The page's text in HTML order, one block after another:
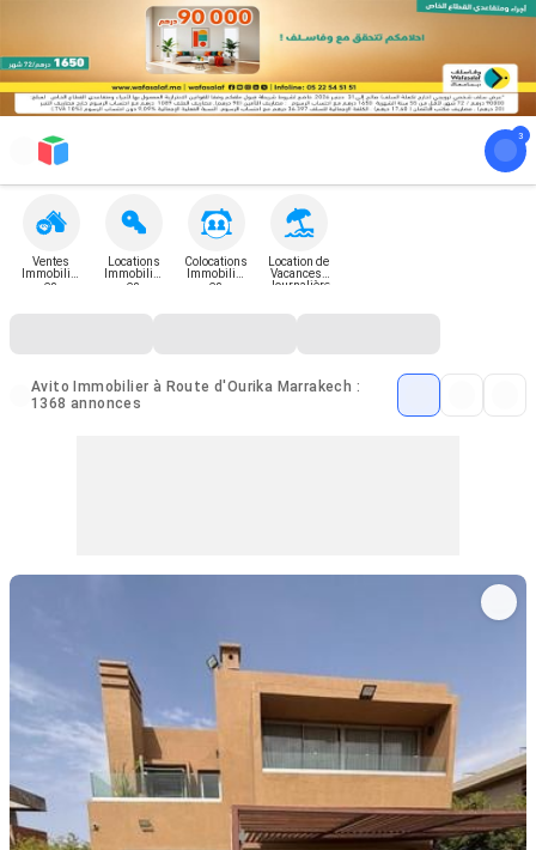
Ventes
Immobilièr
es
Locations
Immobilièr
es
Colocations
Immobilièr
es
Location de
Vacances -
Journalière
Avito Immobilier à Route d'Ourika Marrakech :
1368 annonces